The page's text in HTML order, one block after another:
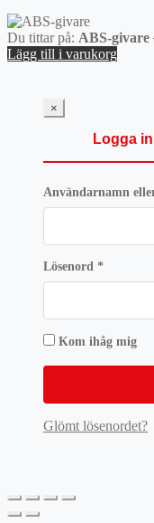
Du tittar på: ABS-givare
Lägg till i varukorg
×
Logga in
Användarnamn
Lösenord *
Kom ihåg mig
Glömt lösenordet?